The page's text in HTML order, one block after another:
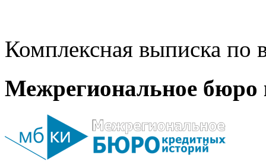
Комплексная выписка
Межрегиональное бюро